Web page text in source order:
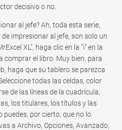
decisivo o no.
al jefe? Ah, toda esta serie,
impresionar al jefe, son solo un
XL", haga clic en la "i" en la
comprar el libro. Muy bien, para
haga que su tablero se parezca
todas las celdas, color
de las líneas de la cuadrícula,
los titulares, los títulos y las
puedes, por cierto, que no lo
a Archivo, Opciones, Avanzado,